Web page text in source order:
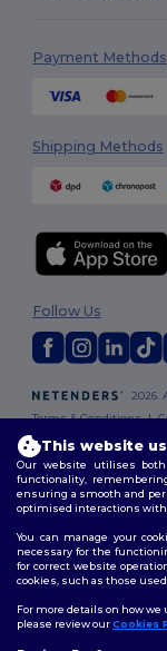
Payment Methods
Shipping Methods
2026.
Terms & Conditions|
Follow Us
This website
Our website utilises
functionality,
ensuring a smooth and
optimised interactions with
You can manage your
necessary for the
for correct website
cookies, such as those
For more details on how we
please review ourCookies